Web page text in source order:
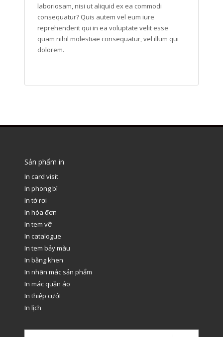
laboriosam, nisi ut aliquid ex ea commodi
consequatur? Quis autem vel eum iure
reprehenderit qui in ea voluptate velit esse
quam nihil molestiae consequatur, vel illum qui
dolorem.
Sản phẩm in
In card visit
In phong bì
In tờ rơi
In hóa đơn
In tem vỡ
In catalogue
In tem bảy màu
In bằng khen
In nhãn mác sản phẩm
In mác quần áo
In thiệp cưới
In lịch